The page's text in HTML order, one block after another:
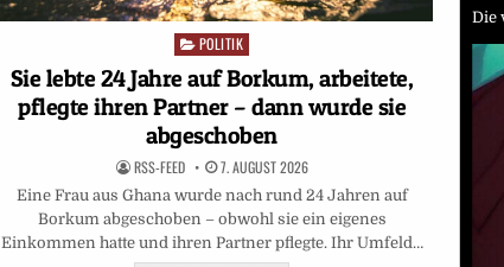
Posted
POLITIK
Sie lebte 24 Jahre auf Borkum, arbeitete,
pflegte ihren Partner – dann wurde sie
abgeschoben
RSS-FEED 7. AUGUST 2026
Eine Frau aus Ghana wurde nach rund 24 Jahren auf
Borkum abgeschoben – obwohl sie ein eigenes
Einkommen hatte und ihren Partner pflegte. Ihr Umfeld…
Die